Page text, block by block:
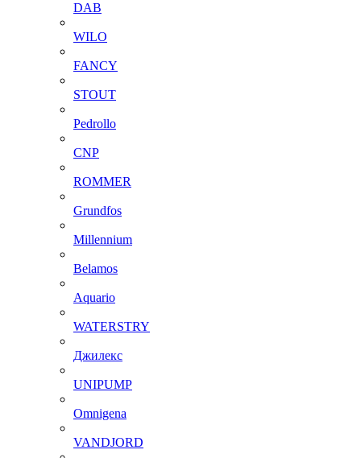
DAB
WILO
FANCY
STOUT
Pedrollo
CNP
ROMMER
Grundfos
Millennium
Belamos
Aquario
WATERSTRY
Джилекс
UNIPUMP
Omnigena
VANDJORD